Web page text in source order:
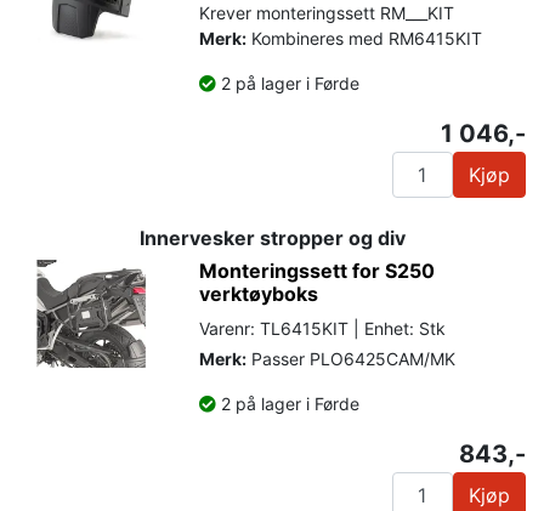
Krever monteringssett RM___KIT
Merk: Kombineres med RM6415KIT
2 på lager i Førde
1 046,-
Kjøp
Innervesker stropper og div
Monteringssett for S250
verktøyboks
Varenr: TL6415KIT | Enhet: Stk
Merk: Passer PLO6425CAM/MK
2 på lager i Førde
843,-
Kjøp